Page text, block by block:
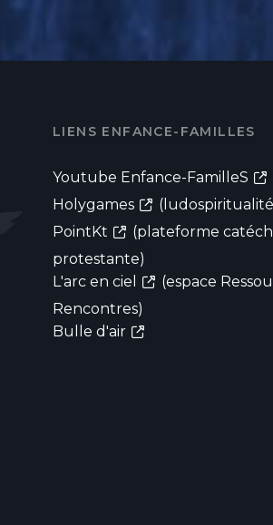
LIENS ENFANCE-FAMILLES
Youtube Enfance-FamilleS
Holygames
PointKt
(plateforme
protestante)
L'arc en ciel
(espace
Rencontres)
Bulle d'air